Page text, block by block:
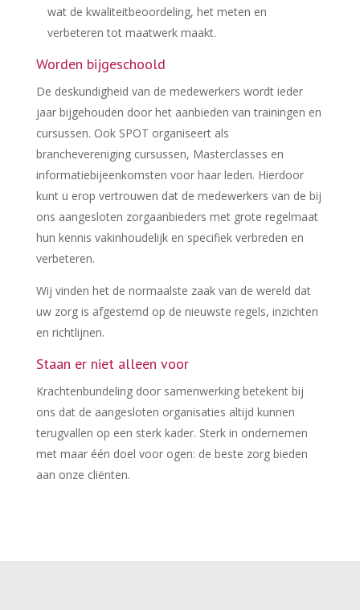
wat de kwaliteitbeoordeling, het meten en
verbeteren tot maatwerk maakt.
Worden bijgeschoold
De deskundigheid van de medewerkers wordt ieder
jaar bijgehouden door het aanbieden van trainingen en
cursussen. Ook SPOT organiseert als
branchevereniging cursussen, Masterclasses en
informatiebijeenkomsten voor haar leden. Hierdoor
kunt u erop vertrouwen dat de medewerkers van de bij
ons aangesloten zorgaanbieders met grote regelmaat
hun kennis vakinhoudelijk en specifiek verbreden en
verbeteren.
Wij vinden het de normaalste zaak van de wereld dat
uw zorg is afgestemd op de nieuwste regels, inzichten
en richtlijnen.
Staan er niet alleen voor
Krachtenbundeling door samenwerking betekent bij
ons dat de aangesloten organisaties altijd kunnen
terugvallen op een sterk kader. Sterk in ondernemen
met maar één doel voor ogen: de beste zorg bieden
aan onze cliënten.